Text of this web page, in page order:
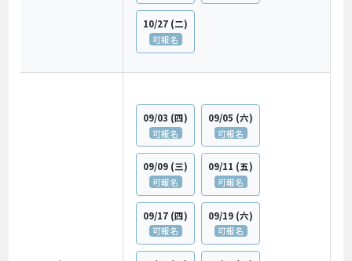
10/27 (二)
可報名
09/03 (四)
可報名
09/05 (六)
可報名
09/09 (三)
可報名
09/11 (五)
可報名
09/17 (四)
可報名
09/19 (六)
可報名